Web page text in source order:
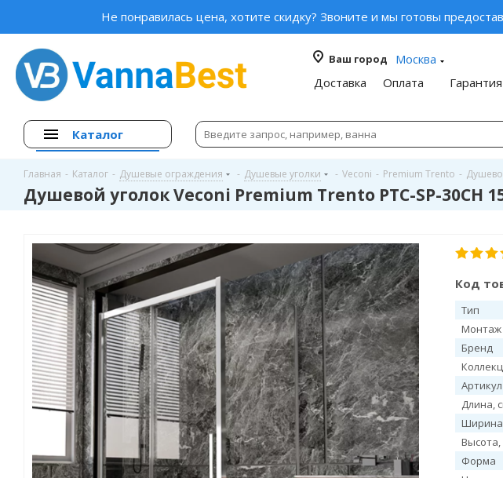
Не понравилась цена, хотите скидку? Звоните и мы готовы
Ваш город
Москва
Доставка
Оплата
Каталог
Главная - Каталог - Душевые ограждения - Душевые уголки - Veconi - Premium Trento -
Душевой уголок Veconi Premium Trento PTC-SP-30CH
Код
Тип
Монтаж
Бренд
Артикул
Длина,
Высота,
Форма